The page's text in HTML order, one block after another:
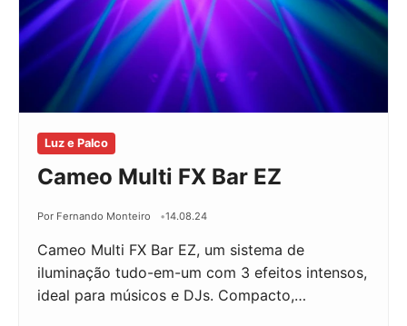
Luz e Palco
Cameo Multi FX Bar EZ
Por Fernando Monteiro 14.08.24
Cameo Multi FX Bar EZ, um sistema de
iluminação tudo-em-um com 3 efeitos intensos,
ideal para músicos e DJs. Compacto,…